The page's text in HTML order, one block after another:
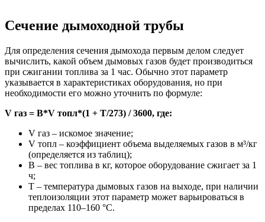
Сечение дымоходной трубы
Для определения сечения дымохода первым делом следует
вычислить, какой объем дымовых газов будет производиться
при сжигании топлива за 1 час. Обычно этот параметр
указывается в характеристиках оборудования, но при
необходимости его можно уточнить по формуле:
V газ = В*V топл*(1 + Т/273) / 3600, где:
V газ – искомое значение;
V топл – коэффициент объема выделяемых газов в м³/кг
(определяется из таблиц);
В – вес топлива в кг, которое оборудование сжигает за 1
ч;
Т – температура дымовых газов на выходе, при наличии
теплоизоляции этот параметр может варьироваться в
пределах 110–160 °C.